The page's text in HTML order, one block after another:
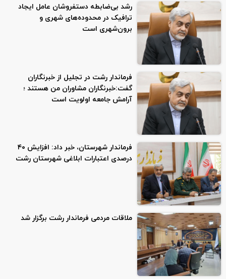
رشد بی‌ضابطه دستفروشان عامل ایجاد
ترافیک در محدوده‌های شهری و
برون‌شهری است
فرماندار رشت در تجلیل از خبرنگاران
گفت:خبرنگاران مشاوران من هستند ؛
آرامش جامعه اولویت است
فرماندار شهرستان، خبر داد: افزایش ۴۰
درصدی اعتبارات ابلاغی شهرستان رشت
ملاقات مردمی فرماندار رشت برگزار شد